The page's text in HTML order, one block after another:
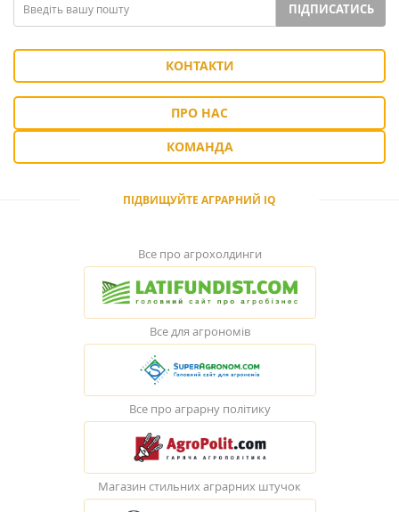
ПІДПИСАТИСЬ
КОНТАКТИ
ПРО НАС
КОМАНДА
ПІДВИЩУЙТЕ АГРАРНИЙ IQ
Все про агрохолдинги
Все для агрономів
Все про аграрну політику
Магазин стильних аграрних штучок